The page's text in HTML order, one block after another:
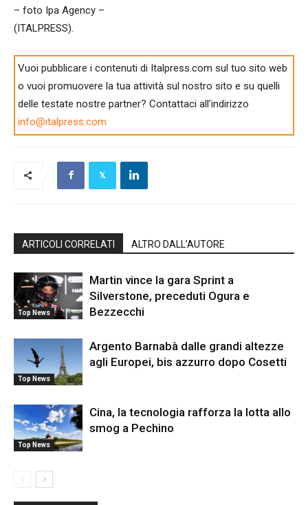
– foto Ipa Agency –
(ITALPRESS).
Vuoi pubblicare i contenuti di Italpress.com sul tuo sito web
o vuoi promuovere la tua attività sul nostro sito e su quelli
delle testate nostre partner? Contattaci all'indirizzo
info@italpress.com
ARTICOLI CORRELATI ALTRO DALL'AUTORE
Top News
Martin vince la gara Sprint a
Silverstone, preceduti Ogura e
Bezzecchi
Top News
Argento Barnabà dalle grandi altezze
agli Europei, bis azzurro dopo Cosetti
Top News
Cina, la tecnologia rafforza la lotta allo
smog a Pechino